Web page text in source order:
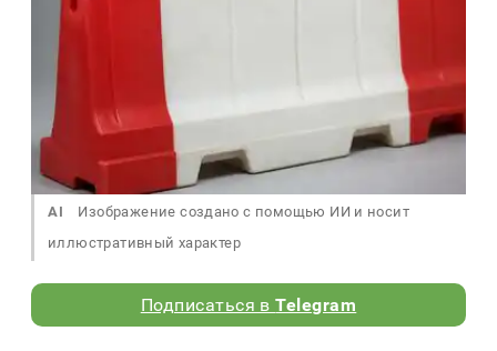
AI
Изображение создано с помощью ИИ и носит
иллюстративный характер
Подписаться вTelegram